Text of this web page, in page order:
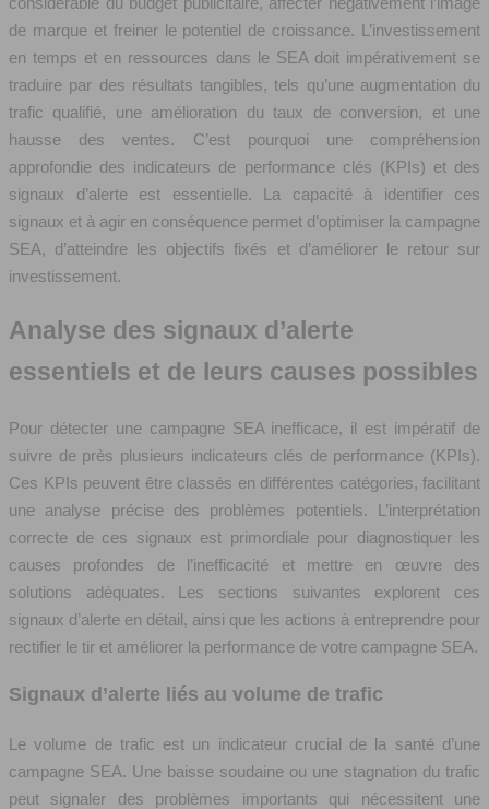
de marque et freiner le potentiel de croissance. L’investissement
en temps et en ressources dans le SEA doit impérativement se
traduire par des résultats tangibles, tels qu’une augmentation du
trafic qualifié, une amélioration du taux de conversion, et une
hausse des ventes. C’est pourquoi une compréhension
approfondie des indicateurs de performance clés (KPIs) et des
signaux d’alerte est essentielle. La capacité à identifier ces
signaux et à agir en conséquence permet d’optimiser la campagne
SEA, d’atteindre les objectifs fixés et d’améliorer le retour sur
investissement.
Analyse des signaux d’alerte
essentiels et de leurs causes possibles
Pour détecter une campagne SEA inefficace, il est impératif de
suivre de près plusieurs indicateurs clés de performance (KPIs).
Ces KPIs peuvent être classés en différentes catégories, facilitant
une analyse précise des problèmes potentiels. L’interprétation
correcte de ces signaux est primordiale pour diagnostiquer les
causes profondes de l’inefficacité et mettre en œuvre des
solutions adéquates. Les sections suivantes explorent ces
signaux d’alerte en détail, ainsi que les actions à entreprendre pour
rectifier le tir et améliorer la performance de votre campagne SEA.
Signaux d’alerte liés au volume de trafic
Le volume de trafic est un indicateur crucial de la santé d’une
campagne SEA. Une baisse soudaine ou une stagnation du trafic
peut signaler des problèmes importants qui nécessitent une